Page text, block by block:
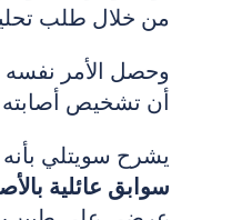
من خلال طلب
أن تشخيص
يشرح سويتلي
سوابق عائلية